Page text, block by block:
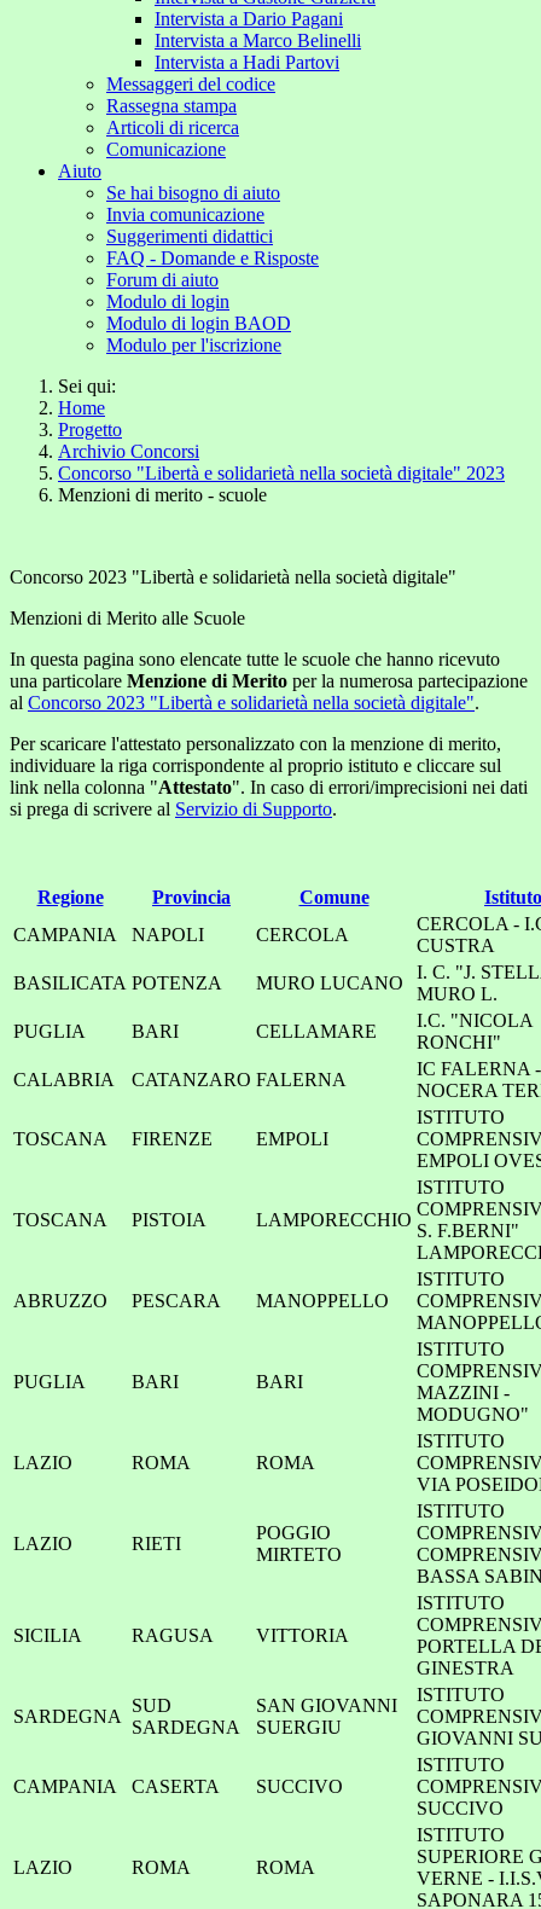
Intervista a Dario Pagani
Intervista a Marco Belinelli
Intervista a Hadi Partovi
Messaggeri del codice
Rassegna stampa
Articoli di ricerca
Comunicazione
Aiuto
Se hai bisogno di aiuto
Invia comunicazione
Suggerimenti didattici
FAQ - Domande e Risposte
Forum di aiuto
Modulo di login
Modulo di login BAOD
Modulo per l'iscrizione
Sei qui:
Home
Progetto
Archivio Concorsi
Concorso "Libertà e solidarietà nella società digitale" 2023
Menzioni di merito - scuole
Concorso 2023 "Libertà e solidarietà nella società digitale"
Menzioni di Merito alle Scuole
In questa pagina sono elencate tutte le scuole che hanno ricevuto
una particolare Menzione di Merito per la numerosa partecipazione
al Concorso 2023 "Libertà e solidarietà nella società digitale".
Per scaricare l'attestato personalizzato con la menzione di merito,
individuare la riga corrispondente al proprio istituto e cliccare sul
link nella colonna "Attestato". In caso di errori/imprecisioni nei dati
si prega di scrivere al Servizio di Supporto.
Regione Provincia Comune
Istituto
CAMPANIA
NAPOLI CERCOLA
CERCOLA -
CUSTRA
BASILICATA POTENZA MURO LUCANO
I. C. "J.
MURO L.
PUGLIA
BARI CELLAMARE
I.C. "NICOLA
RONCHI"
CALABRIA
CATANZARO FALERNA
IC FALERNA -
NOCERA
TOSCANA FIRENZE EMPOLI
ISTITUTO
EMPOLI
TOSCANA PISTOIA LAMPORECCHIO
ISTITUTO
S. F.BERNI"
ABRUZZO PESCARA MANOPPELLO
ISTITUTO
PUGLIA BARI BARI
ISTITUTO
MAZZINI -
MODUGNO"
LAZIO ROMA ROMA
ISTITUTO
VIA
LAZIO RIETI
POGGIO
MIRTETO
ISTITUTO
BASSA
SICILIA RAGUSA VITTORIA
ISTITUTO
PORTELLA
GINESTRA
SARDEGNA
SUD
SARDEGNA
SAN GIOVANNI
SUERGIU
ISTITUTO
GIOVANNI
CAMPANIA CASERTA SUCCIVO
ISTITUTO
SUCCIVO
LAZIO ROMA ROMA
ISTITUTO
SUPERIORE
VERNE -
SAPONARA